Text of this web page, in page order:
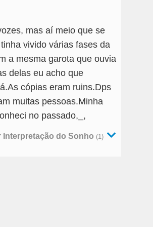
mas aí meio que se
vivido várias fases da
a mesma garota que ouvia
delas eu acho que
cópias eram ruins.Dps
muitas pessoas.Minha
no passado,_,
Interpretação do Sonho (1)